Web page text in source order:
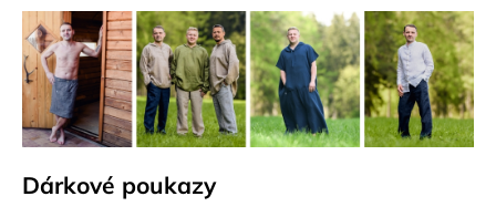
Dárkové poukazy